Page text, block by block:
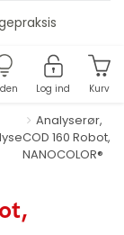
Log ind Kurv
Analyserør,
COD 160 Robot,
NANOCOLOR®